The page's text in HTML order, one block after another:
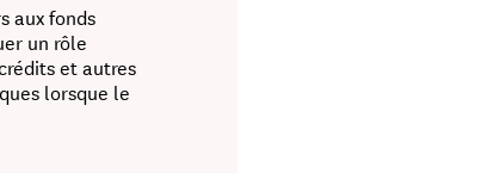
aux fonds
un rôle
et autres
lorsque le